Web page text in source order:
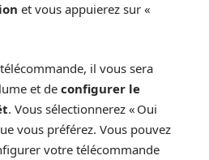
et vous appuierez sur «
il vous sera
et de configurer le
. Vous sélectionnerez « Oui
vous préférez. Vous pouvez
votre télécommande